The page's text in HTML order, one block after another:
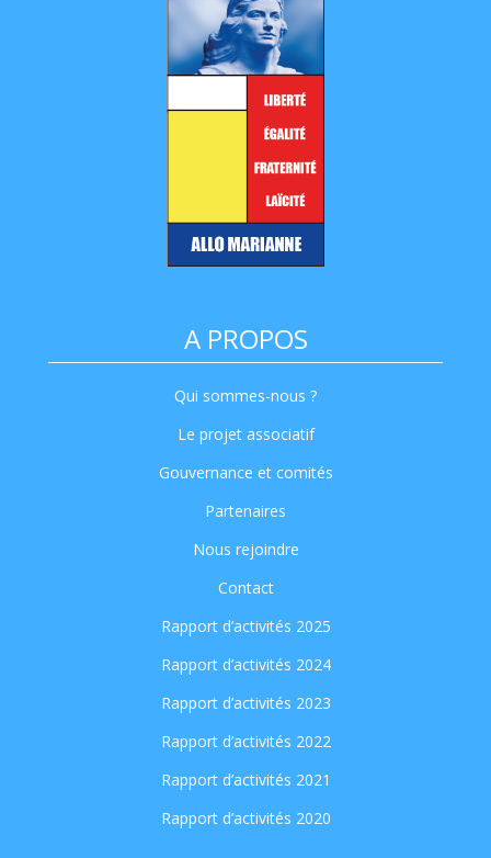
A PROPOS
Qui sommes-nous ?
Le projet associatif
Gouvernance et comités
Partenaires
Nous rejoindre
Contact
Rapport d’activités 2025
Rapport d’activités 2024
Rapport d’activités 2023
Rapport d’activités 2022
Rapport d’activités 2021
Rapport d’activités 2020